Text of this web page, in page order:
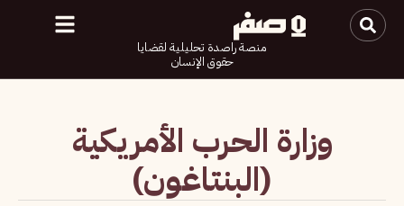
منصة راصدة تحليلية لقضايا
حقوق الإنسان
وزارة الحرب الأمريكية
(البنتاغون)